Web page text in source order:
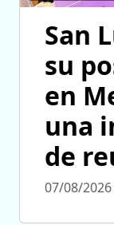
San
su
en
una
de
07/08/2026